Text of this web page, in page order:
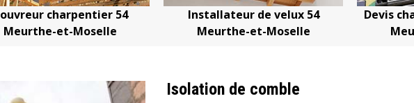
charpentier 54
Meurthe-et-Moselle
Installateur de velux 54
Meurthe-et-Moselle
Devis
Isolation de comble